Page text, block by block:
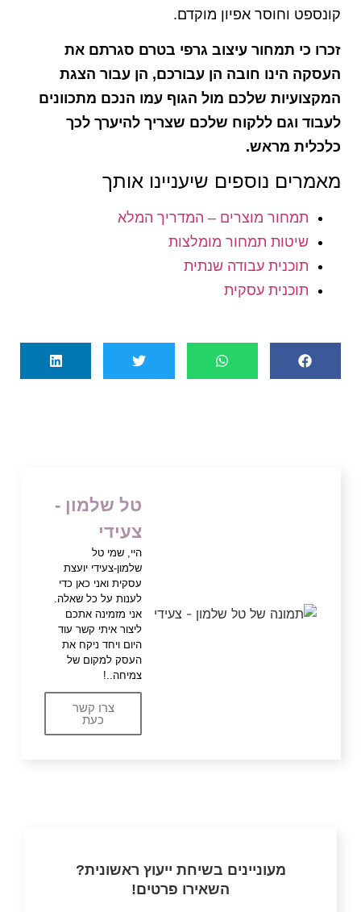
קונספט וחוסר אפיון מוקדם.
זכרו כי תמחור עיצוב גרפי בטרם סגרתם את
העסקה הינו חובה הן עבורכם, הן עבור הצגת
המקצועיות שלכם מול הגוף עמו הנכם מתכוונים
לעבוד וגם ללקוח שלכם שצריך להיערך לכך
כלכלית מראש.
מאמרים נוספים שיעניינו אותך
תמחור מוצרים – המדריך המלא
שיטות תמחור מומלצות
תוכנית עבודה שנתית
תוכנית עסקית
טל שלמון -
צעידי
היי, שמי טל
שלמון-צעידי יועצת
עסקית ואני כאן כדי
לענות על כל שאלה.
אני מזמינה אתכם
ליצור איתי קשר עוד
היום ויחד ניקח את
העסק למקום של
צמיחה..!
צרו קשר
כעת
מעוניינים בשיחת ייעוץ ראשונית?
השאירו פרטים!